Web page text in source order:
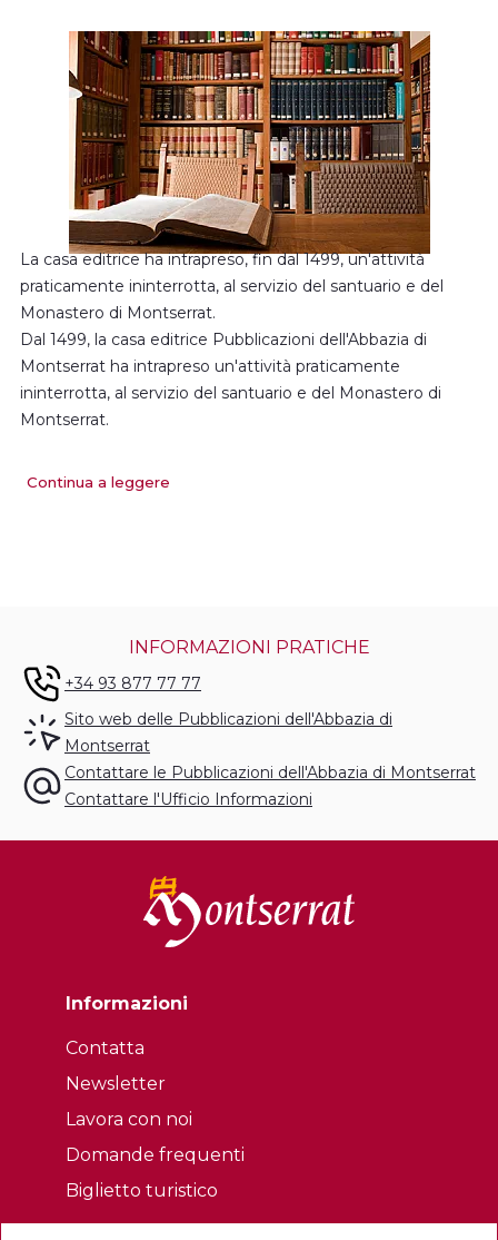
La casa editrice ha intrapreso, fin dal 1499, un'attività
praticamente ininterrotta, al servizio del santuario e del
Monastero di Montserrat.
Dal 1499, la casa editrice Pubblicazioni dell'Abbazia di
Montserrat ha intrapreso un'attività praticamente
ininterrotta, al servizio del santuario e del Monastero di
Montserrat.
Si tratta di un'impresa consolidata nel mondo editoriale, in
utenti non catalani, l'escursionismo e la narrativa per
l'infanzia e per ragazzi.
Oltre all'edizione di
quindicinale e mensile lereviste Montagna d'Oro,
Documenti della Chiesa, Questioni di Vita Cristiana, Studi
Continua a leggere
INFORMAZIONI PRATICHE
+34 93 877 77 77
Sito web delle Pubblicazioni dell'Abbazia di
Montserrat
Contattare le Pubblicazioni dell'Abbazia di Montserrat
Contattare l'Ufficio Informazioni
Informazioni
Contatta
Newsletter
Lavora con noi
Domande frequenti
Biglietto turistico